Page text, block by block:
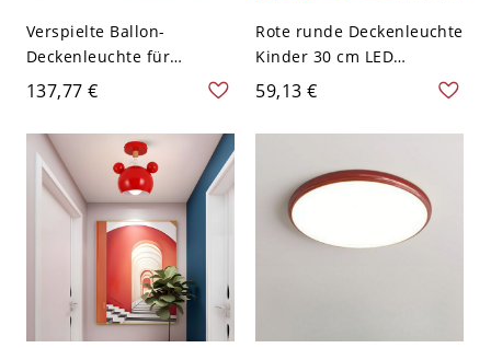
Verspielte Ballon-
Deckenleuchte für
Kinderzimmer und
Kinderkrippe aus Glas -
110V-120V 20,32 cm Rot
137,77 €
Rote runde Deckenleuchte
Kinder 30 cm LED
Acrylleuchte für
Kinderzimmer, Weißlicht
59,13 €